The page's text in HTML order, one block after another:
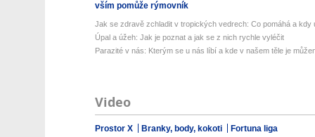
vším pomůže rýmovník
Jak se zdravě zchladit v tropických vedrech: Co pomáhá a kdy
Úpal a úžeh: Jak je poznat a jak se z nich rychle vyléčit
Parazité v nás: Kterým se u nás líbí a kde v našem těle je
Video
Prostor X Branky, body, kokoti Fortuna liga